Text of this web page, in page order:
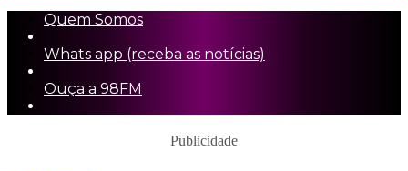
Quem Somos
Whats app (receba as notícias)
Ouça a 98FM
Publicidade